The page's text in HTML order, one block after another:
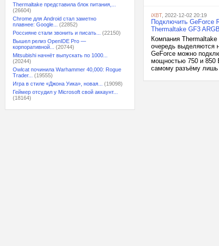
Thermaltake представила блок питания,...
(26604)
Chrome для Android стал заметно
плавнее: Google...
(22852)
Россияне стали звонить и писать...
(22150)
Вышел релиз OpenIDE Pro —
корпоративной...
(20744)
Mitsubishi начнёт выпускать по 1000...
(20244)
Owlcat починила Warhammer 40,000: Rogue
Trader...
(19555)
Игра в стиле «Джона Уика», новая...
(19098)
Геймер отсудил у Microsoft свой аккаунт...
(18164)
iXBT, 2022-12-02 20:19
Подключить GeForce
Thermaltake GF3
Компания
очередь выделяются
GeForce можно
мощностью 750 и 850
самому разъёму